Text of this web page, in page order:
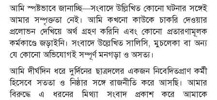
আমি স্পষ্টভাবে জানাচ্ছি—সংবাদে উল্লিখিত কোনো ঘটনার সঙ্গেই
আমার সম্পৃক্ততা নেই। আমি কখনো কাউকে চাকরি দেওয়ার
প্রলোভন দেখিয়ে অর্থ গ্রহণ করিনি এবং কোনো প্রতারণামূলক
কর্মকাণ্ডে জড়াইনি। সংবাদে উল্লেখিত সালিসি, মুচলেকা বা অন্য
যে কোনো অভিযোগই সম্পূর্ণ মনগড়া ও অসত্য।
আমি দীর্ঘদিন ধরে দুর্দিনের ছাত্রদলের একজন নিবেদিতপ্রাণ কর্মী
হিসেবে সততা ও নিষ্ঠার সঙ্গে রাজনীতি করে আসছি। আমার
বিরুদ্ধে এ ধরনের মিথ্যা সংবাদ প্রকাশ করে আমাকে